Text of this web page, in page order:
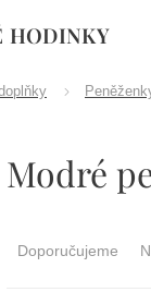
HODINKY
Modré
Doporučujeme